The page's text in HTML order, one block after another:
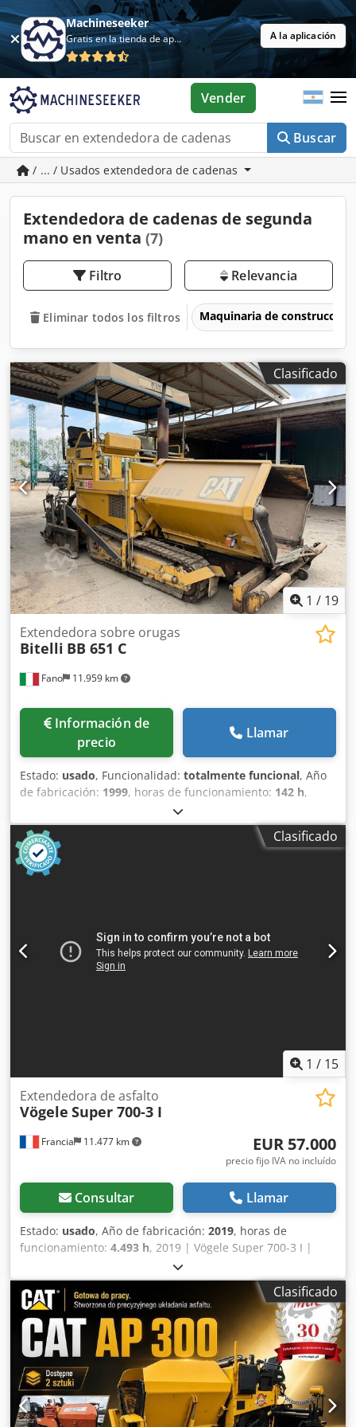
Machineseeker
Gratis en la tienda de aplicaciones A la aplicación
Buscar
Vender
/ ... / Usados extendedora de cadenas
Extendedora de cadenas de segunda
mano en venta (7)
Filtro Relevancia
Eliminar todos los filtros Maquinaria de construcción
Clasificado
1 / 19
Fano 11.959 km
Extendedora sobre orugas
Bitelli BB 651 C
Información de
precio
Llamar
Estado: usado, Funcionalidad: totalmente funcional, Año
de fabricación: 1999, horas de funcionamiento: 142 h,
Extendedora de asfalto sobre orugas Bitelli CAT BB 651 C
Año 1999 Peso operativo máximo: 14.500 kg Tipo de motor:
Deutz F5L 912 Dodpfszr Ezzox Abbock Horas de trabajo:
142 Buenas condiciones generales EVALUAMOS PERMUTAS
DE VEHÍCULOS DE TODAS LAS MARCAS, MAN, MERCEDES,
Clasificado
1 / 15
Francia 11.477 km
Extendedora de asfalto
Vögele Super 700-3 I
EUR 57.000
precio fijo IVA no incluído
Consultar Llamar
Estado: usado, Año de fabricación: 2019, horas de
funcionamiento: 4.493 h, 2019 | Vögele Super 700-3 I |
Maquinaria usada para extender asfalto | 4493 horas 📍
Ubicación: Francia 🚛 Entrega disponible a su destino:
¡Utilice nuestra calculadora de envío para estimar los
costos de transporte! Dsdjzmatzepfx Abbock 💰 Compre
ahora por 57 000 EUR o haga una oferta. El pago a la
entrega está disponible por una tarifa asequible (sujeto a
aprobación)* 👷‍♂️ Inspeccionado por un experto
independiente 56 puntos de inspección, 55 aprobados ✅,
1 con imperfecciones ℹ️, 0 gastos ⚠️ 📌 Comentario del
inspector: Maquinaria Vögele en buen estado de
Clasificado